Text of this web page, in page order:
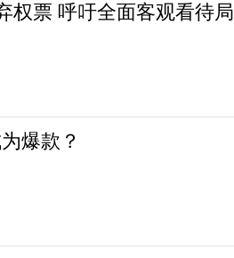
权票 呼吁全面客观看待局
爆款？